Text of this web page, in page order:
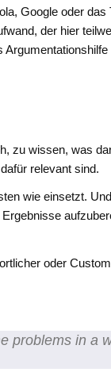
Google oder das
der hier
zu wissen, was
relevant sind.
wie einsetzt.
oder
problems in a